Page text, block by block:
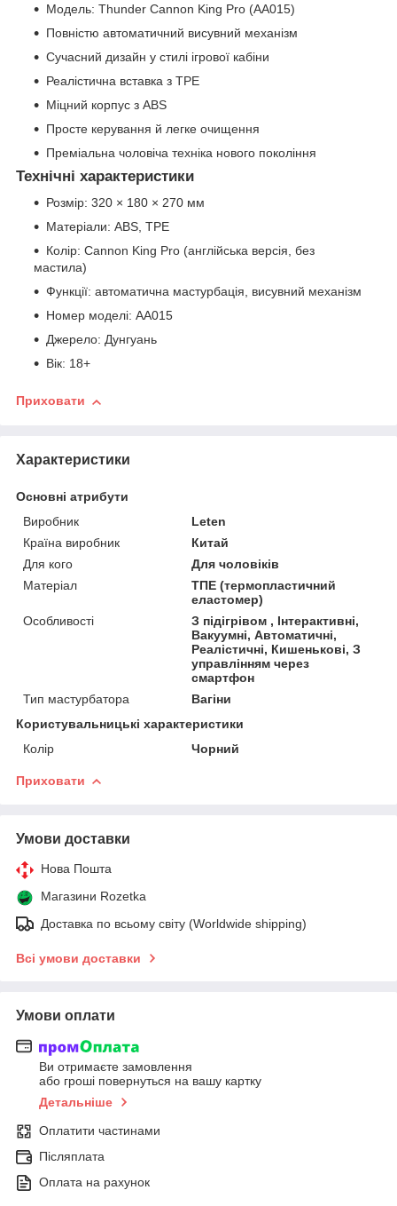
Модель: Thunder Cannon King Pro (AA015)
Повністю автоматичний висувний механізм
Сучасний дизайн у стилі ігрової кабіни
Реалістична вставка з TPE
Міцний корпус з ABS
Просте керування й легке очищення
Преміальна чоловіча техніка нового покоління
Технічні характеристики
Розмір: 320 × 180 × 270 мм
Матеріали: ABS, TPE
Колір: Cannon King Pro (англійська версія, без
мастила)
Функції: автоматична мастурбація, висувний механізм
Номер моделі: AA015
Джерело: Дунгуань
Вік: 18+
Приховати
Характеристики
Основні атрибути
Виробник
Leten
Країна виробник
Китай
Для кого
Для чоловіків
Матеріал
ТПЕ (термопластичний
еластомер)
Особливості
З підігрівом , Інтерактивні,
Вакуумні, Автоматичні,
Реалістичні, Кишенькові, З
управлінням через
смартфон
Тип мастурбатора
Вагіни
Користувальницькі характеристики
Колір
Чорний
Приховати
Умови доставки
Нова Пошта
Магазини Rozetka
Доставка по всьому світу (Worldwide shipping)
Всі умови доставки
Умови оплати
Ви отримаєте замовлення
або гроші повернуться на вашу картку
Детальніше
Оплатити частинами
Післяплата
Оплата на рахунок